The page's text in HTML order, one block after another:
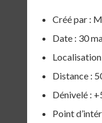
Créé par :
Date : 30
Distance :
Dénivelé :
Point